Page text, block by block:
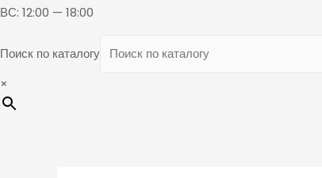
ВС: 12:00 — 18:00
Поиск по каталогу
×